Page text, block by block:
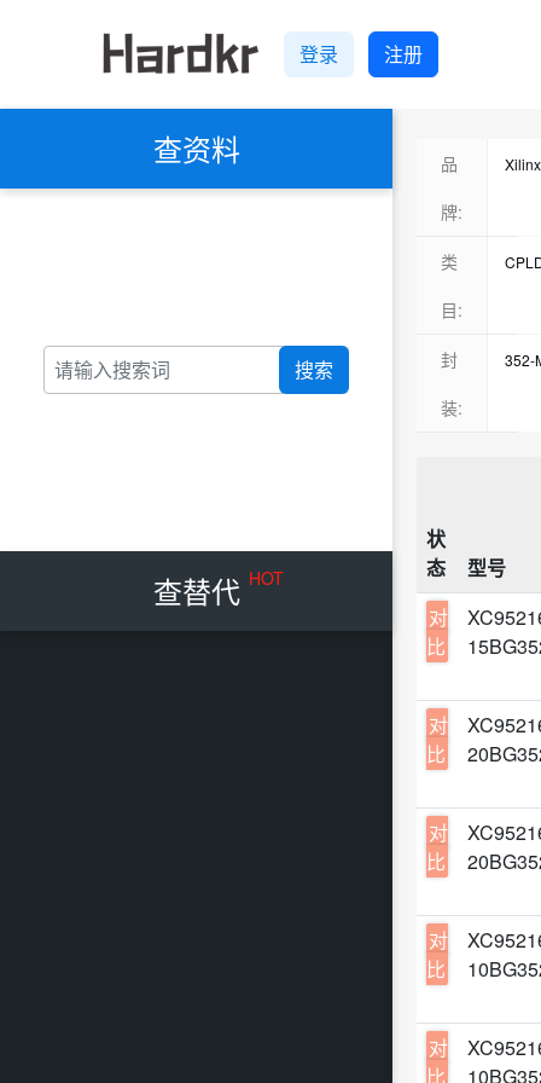
登录 注册
查资料
搜索
查替代 HOT
品
牌:
类
目:
封
装:
352-
状
态
型号
对
比
对
比
对
比
对
比
对
比